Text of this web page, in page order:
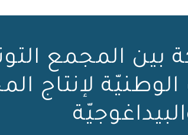
بين المجمع
لإنتاج